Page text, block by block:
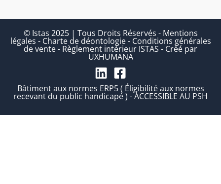
© Istas 2025 | Tous Droits Réservés - Mentions
légales - Charte de déontologie- Conditions générales
de vente- Règlement intérieur ISTAS - Créé par
UXHUMANA
Bâtiment aux normes ERP5 ( Éligibilité aux normes
recevant du public handicapé ) - ACCESSIBLE AU PSH